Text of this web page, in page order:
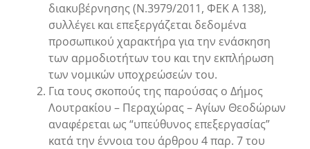
διακυβέρνησης (Ν.3979/2011, ΦΕΚ Α 138),
συλλέγει και επεξεργάζεται δεδομένα
προσωπικού χαρακτήρα για την ενάσκηση
των αρμοδιοτήτων του και την εκπλήρωση
των νομικών υποχρεώσεών του.
Για τους σκοπούς της παρούσας ο Δήμος
Λουτρακίου – Περαχώρας – Αγίων Θεοδώρων
αναφέρεται ως “υπεύθυνος επεξεργασίας”
κατά την έννοια του άρθρου 4 παρ. 7 του